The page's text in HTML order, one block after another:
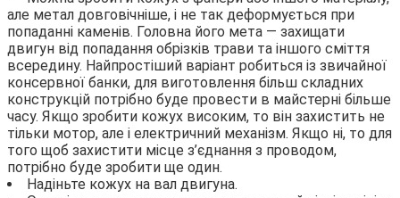
але метал довговічніше, і не так деформується при
попаданні каменів. Головна його мета — захищати
двигун від попадання обрізків трави та іншого сміття
всередину. Найпростіший варіант робиться із звичайної
консервної банки, для виготовлення більш складних
конструкцій потрібно буде провести в майстерні більше
часу. Якщо зробити кожух високим, то він захистить не
тільки мотор, але і електричний механізм. Якщо ні, то для
того щоб захистити місце з’єднання з проводом,
потрібно буде зробити ще один.
Надіньте кожух на вал двигуна.